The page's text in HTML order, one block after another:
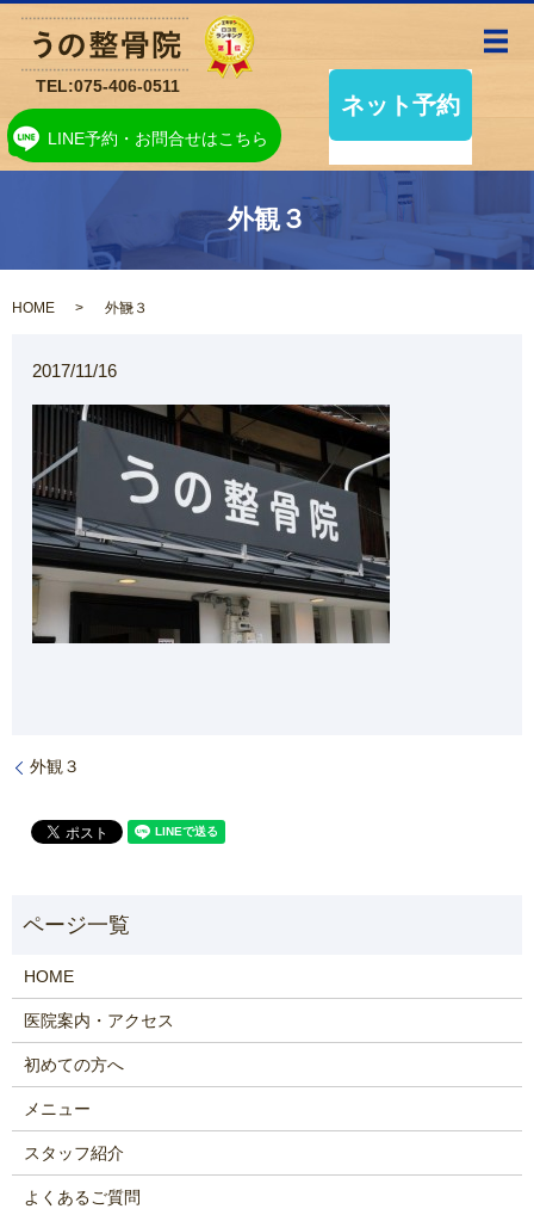
LINE予約・お問合せはこちら
TEL:075-406-0511
メ
外観３
HOME 外観３
2017/11/16
外観３
HOME
医院案内・アクセス
初めての方へ
メニュー
スタッフ紹介
よくあるご質問